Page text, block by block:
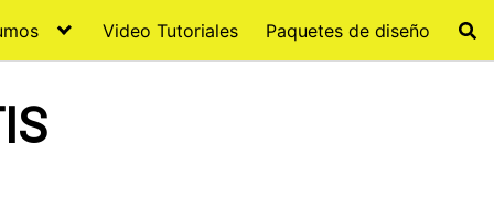
Video Tutoriales Paquetes de diseño